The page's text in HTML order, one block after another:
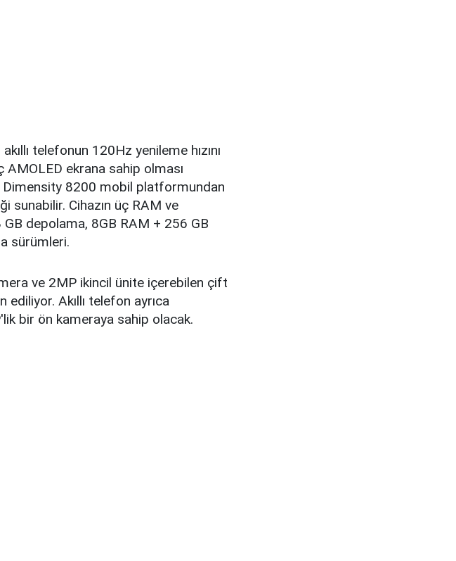
telefonun 120Hz yenileme hızını
ekrana sahip olması
Dimensity 8200 mobil platformundan
sunabilir. Cihazın üç RAM ve
depolama, 8GB RAM + 256 GB
sürümleri.
ve 2MP ikincil ünite içerebilen çift
Akıllı telefon ayrıca
bir ön kameraya sahip olacak.